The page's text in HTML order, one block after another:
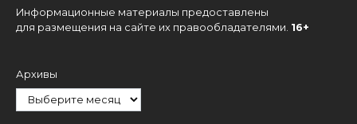
Информационные материалы предоставлены
для размещения на сайте их правообладателями. 16+
Архивы